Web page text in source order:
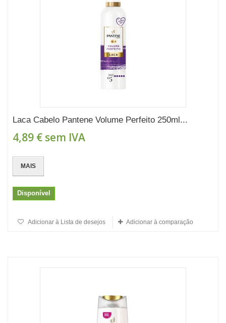
Laca Cabelo Pantene Volume Perfeito 250ml...
4,89 € sem IVA
MAIS
Disponível
Adicionar à Lista de desejos Adicionar à comparação